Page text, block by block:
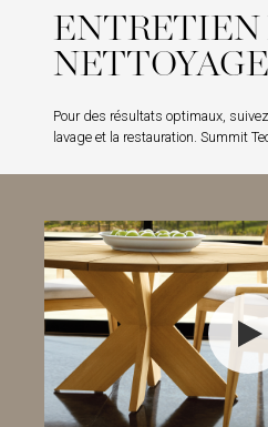
ENTRETIEN
Pour des résultats optimaux,
lavage et la restauration. Summit